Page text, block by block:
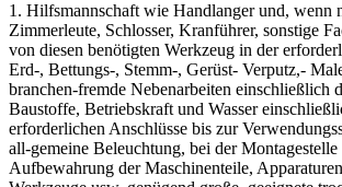
1. Hilfsmannschaft wie Handlanger und, wenn
Zimmerleute, Schlosser, Kranführer, sonstige
von diesen benötigten Werkzeug in der
Erd-, Bettungs-, Stemm-, Gerüst- Verputz,-
branchen-fremde Nebenarbeiten einschließlich
Baustoffe, Betriebskraft und Wasser
erforderlichen Anschlüsse bis zur
all-gemeine Beleuchtung, bei der
Aufbewahrung der Maschinenteile,